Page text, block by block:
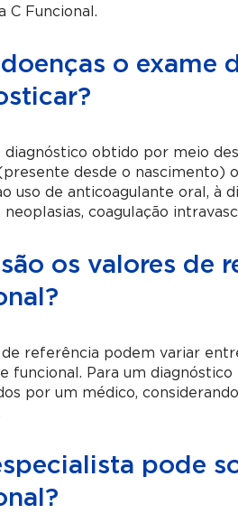
C Funcional.
o exame
obtido por meio
desde o nascimento)
uso de anticoagulante oral, à
neoplasias, coagulação
os valores de
referência podem variar
funcional. Para um
por um médico,
pode